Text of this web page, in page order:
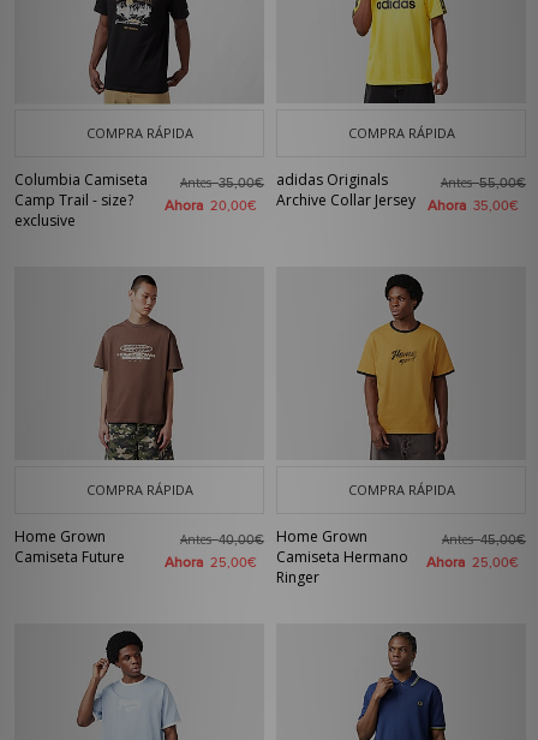
COMPRA RÁPIDA
Columbia Camiseta
Camp Trail - size?
exclusive
Antes35,00€
Ahora 20,00€
COMPRA RÁPIDA
adidas Originals
Archive Collar Jersey
Antes55,00€
Ahora 35,00€
COMPRA RÁPIDA
Home Grown
Camiseta Future
Antes40,00€
Ahora 25,00€
COMPRA RÁPIDA
Home Grown
Camiseta Hermano
Ringer
Antes45,00€
Ahora 25,00€